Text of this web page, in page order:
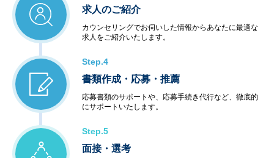
求人のご紹介
カウンセリングでお伺いした情報からあなたに最適な
求人をご紹介いたします。
Step.4
書類作成・応募・推薦
応募書類のサポートや、応募手続き代行など、徹底的
にサポートいたします。
Step.5
面接・選考